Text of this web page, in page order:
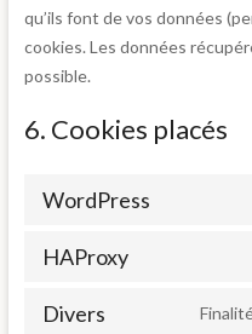
qu’ils font de vos données
cookies. Les données
possible.
6. Cookies placés
WordPress
HAProxy
Divers